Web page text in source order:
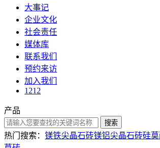
大事记
企业文化
社会责任
媒体库
联系我们
预约来访
加入我们
1212
产品
搜索
热门搜索： 镁铁尖晶石砖镁铝尖晶石砖硅